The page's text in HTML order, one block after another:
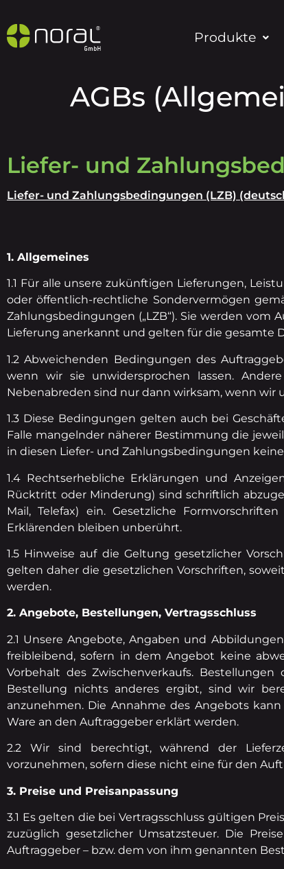
Produkte
AGBs
Liefer- und
Liefer- und Zahlungsbedingungen (LZB)
1. Allgemeines
1.1 Für alle unsere zukünftigen Lieferungen,
oder öffentlich-rechtliche Sondervermögen
Zahlungsbedingungen („LZB“). Sie werden
Lieferung anerkannt und gelten für die gesamte
1.2 Abweichenden Bedingungen des
wenn wir sie unwidersprochen lassen.
Nebenabreden sind nur dann wirksam, wenn
1.3 Diese Bedingungen gelten auch bei
Falle mangelnder näherer Bestimmung die
in diesen Liefer- und Zahlungsbedingungen
1.4 Rechtserhebliche Erklärungen und
Rücktritt oder Minderung) sind schriftlich
Mail, Telefax) ein. Gesetzliche
Erklärenden bleiben unberührt.
1.5 Hinweise auf die Geltung gesetzlicher
gelten daher die gesetzlichen Vorschriften,
werden.
2. Angebote, Bestellungen, Vertragsschluss
2.1 Unsere Angebote, Angaben und
freibleibend, sofern in dem Angebot keine
Vorbehalt des Zwischenverkaufs.
Bestellung nichts anderes ergibt, sind wir
anzunehmen. Die Annahme des Angebots
Ware an den Auftraggeber erklärt werden.
2.2 Wir sind berechtigt, während der
vorzunehmen, sofern diese nicht eine für den
3. Preise und Preisanpassung
3.1 Es gelten die bei Vertragsschluss gültigen
zuzüglich gesetzlicher Umsatzsteuer. Die
Auftraggeber – bzw. dem von ihm genannten